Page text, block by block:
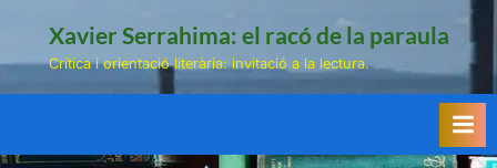
Xavier Serrahima: el racó de la paraula
Crítica i orientació literària: invitació a la lectura.